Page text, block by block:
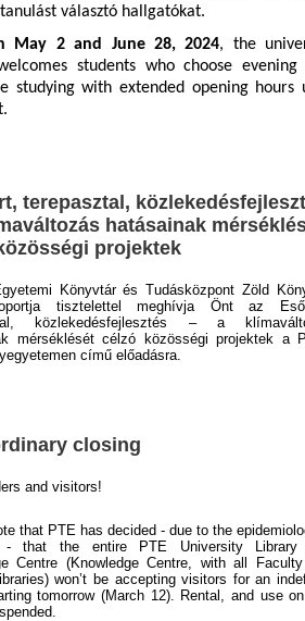
választó hallgatókat.
May 2 and June28, 2024, the
students who choose evening
studying with extended opening hours
.
terepasztal,
hatásainak
projektek
Könyvtár és Tudásközpont Zöld
tisztelettel meghívja Önt az
közlekedésfejlesztés – a
mérséklését célzó közösségi projektek a
című előadásra.
closing
and visitors!
that PTE has decided - due to the
- that the entire PTE University Library
Centre (Knowledge Centre, with all
won’t be accepting visitors for an
tomorrow (March 12). Rental, and use